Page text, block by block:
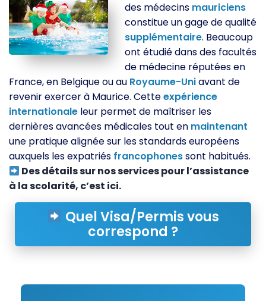
des médecins mauriciens
constitue un gage de qualité
supplémentaire. Beaucoup
ont étudié dans des facultés
de médecine réputées en
France, en Belgique ou au Royaume-Uniavant de
revenir exercer à Maurice. Cetteexpérience
internationale leur permet de maîtriser les
dernières avancées médicales tout en maintenant
une pratique alignée sur les standards européens
auxquels les expatriés francophonessont habitués.
Des détails sur nos services pour l’assistance
à la scolarité, c’est ici.
Quel Visa/Permis vous
correspond ?